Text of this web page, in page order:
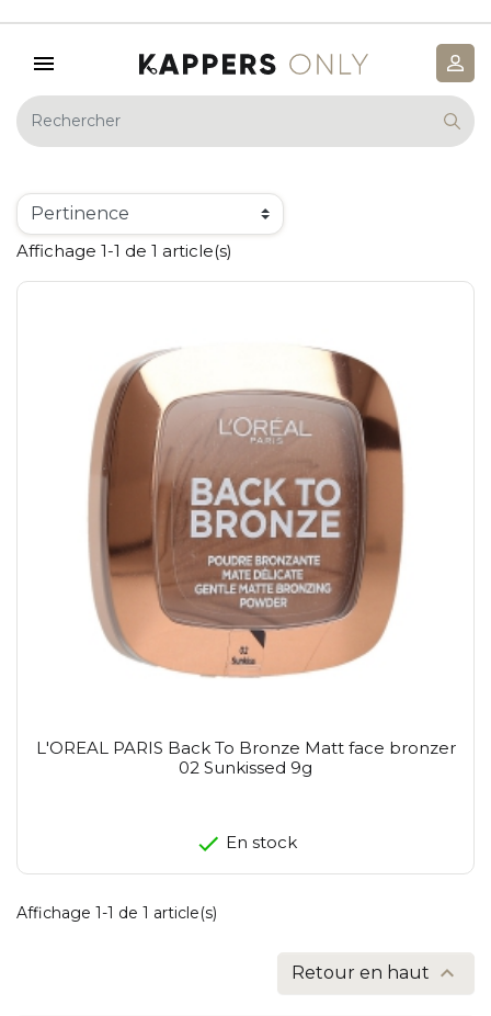
Affichage 1-1 de 1 article(s)
L'OREAL PARIS Back To Bronze Matt face bronzer
02 Sunkissed 9g
En stock
Affichage 1-1 de 1 article(s)
Retour en haut 